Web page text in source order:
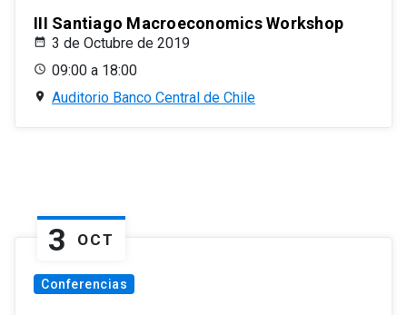
III Santiago Macroeconomics Workshop
3 de Octubre de 2019
09:00 a 18:00
Auditorio Banco Central de Chile
3 OCT
Conferencias